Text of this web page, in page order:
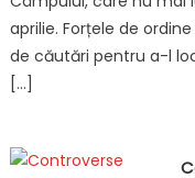
aprilie. Forțele de
de căutări pentru a-l
[…]